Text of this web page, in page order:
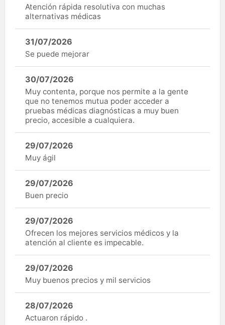
Atención rápida resolutiva con muchas
alternativas médicas
31/07/2026
Se puede mejorar
30/07/2026
Muy contenta, porque nos permite a la gente
que no tenemos mutua poder acceder a
pruebas médicas diagnósticas a muy buen
precio, accesible a cualquiera.
29/07/2026
Muy ágil
29/07/2026
Buen precio
29/07/2026
Ofrecen los mejores servicios médicos y la
atención al cliente es impecable.
29/07/2026
Muy buenos precios y mil servicios
28/07/2026
Actuaron rápido .